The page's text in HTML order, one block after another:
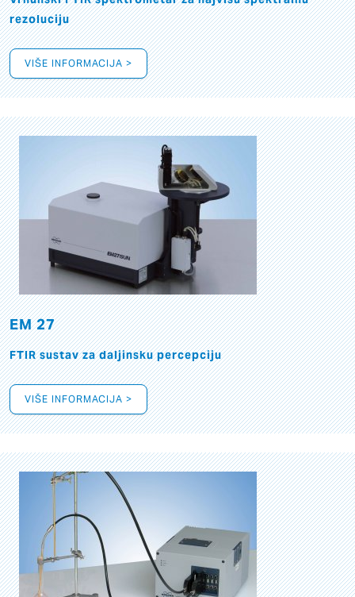
rezoluciju
VIŠE INFORMACIJA >
EM 27
FTIR sustav za daljinsku percepciju
VIŠE INFORMACIJA >